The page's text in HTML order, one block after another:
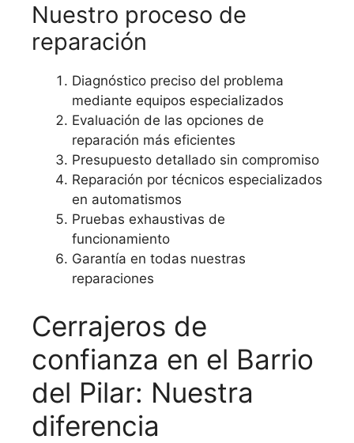
Nuestro proceso de
reparación
Diagnóstico preciso del problema
mediante equipos especializados
Evaluación de las opciones de
reparación más eficientes
Presupuesto detallado sin compromiso
Reparación por técnicos especializados
en automatismos
Pruebas exhaustivas de
funcionamiento
Garantía en todas nuestras
reparaciones
Cerrajeros de
confianza en el Barrio
del Pilar: Nuestra
diferencia